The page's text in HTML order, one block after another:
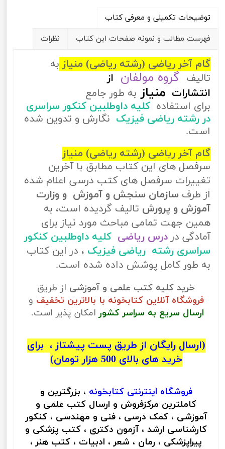
توضیحات تکمیلی و معرفی کتاب
فهرست مطالب و نمونه صفحات این کتاب
نظرات
گام آخر ریاضی (رشته ریاضی) منیاز به
تالیف گروه مولفان از
انتشارات منیاز به طور جامع
برای استفاده کلیه داوطلبین کنکور سراسری
در رشته ریاضی فیزیک نگارش و تدوین شده
است.
گام آخر ریاضی (رشته ریاضی) منیاز
سرفصل های این کتاب مطابق با آخرین
تغییرات سرفصل های کتب درسی اعلام شده
از طرف سازمان سنجش و آموزش و وزارت
آموزش و پرورش تالیف گردیده است، به
همین جهت تمامی مباحث مورد نیاز برای
آمادگی در درس ریاضی کلیه داوطلبین کنکور
سراسری رشته ریاضی فیزیک ، در این کتاب
به طور کامل پوشش داده شده است.
خرید کلیه کتب علمی و آموزشی از طریق
فروشگاه آنلاین کتابخونه با بالاترین تخفیف و
ارسال سریع به سراسر کشور امکان پذیر است.
(ارسال رایگان از طریق پست پیشتاز ، برای
خرید های بالای 500 هزار تومان)
فروشگاه اینترنتی کتابخونه ، بزرگترین و
کاملترین مرکزفروش و ارسال کتب علمی و
آموزشی ، کمک درسی ، فنی و مهندسی ، کنکور
کارشناسی ارشد ، آزمون دکتری ، کتب پزشکی و
پیراپزشکی ، رمان ، شعر ، ادبیات ، کتب هنر ،